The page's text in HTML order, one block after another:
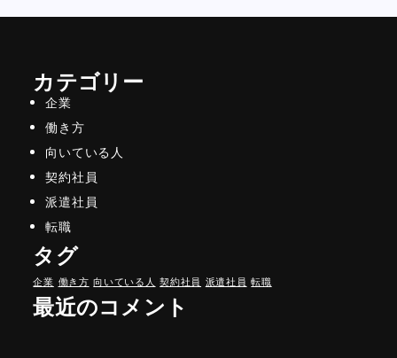
カテゴリー
企業
働き方
向いている人
契約社員
派遣社員
転職
タグ
企業 働き方 向いている人 契約社員 派遣社員 転職
最近のコメント